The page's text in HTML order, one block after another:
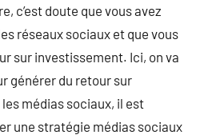
c’est doute que vous avez
réseaux sociaux et que vous
sur investissement. Ici, on va
générer du retour sur
médias sociaux, il est
une stratégie médias sociaux